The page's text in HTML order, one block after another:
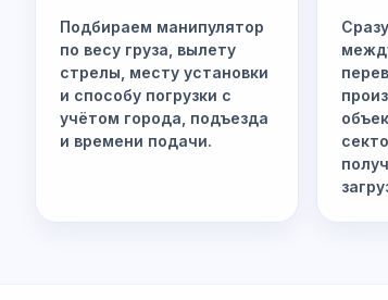
Подбираем манипулятор
по весу груза, вылету
стрелы, месту установки
и способу погрузки с
учётом города, подъезда
и времени подачи.